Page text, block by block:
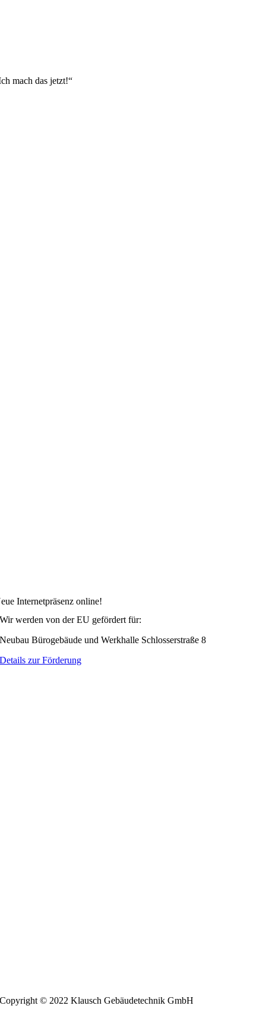
mach das jetzt!“
Internetpräsenz online!
Wir werden von der EU gefördert für:
Neubau Bürogebäude und Werkhalle Schlosserstraße 8
Details zur Förderung
Copyright © 2022 Klausch Gebäudetechnik GmbH